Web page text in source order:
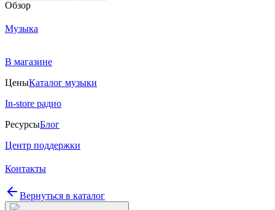
Обзор
Музыка
В магазине
ЦеныКаталог музыки
In-store радио
РесурсыБлог
Центр поддержки
Контакты
Вернуться в каталог